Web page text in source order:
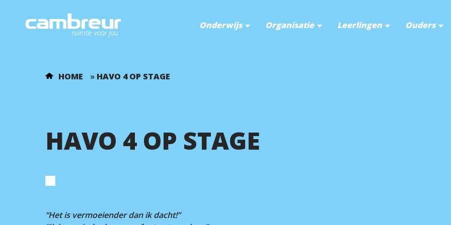
Onderwijs Organisatie Leerlingen Ouders
HOME » HAVO 4 OP STAGE
HAVO 4 OP STAGE
“Het is vermoeiender dan ik dacht!”